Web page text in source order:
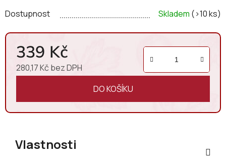
Dostupnost Skladem (>10 ks)
339 Kč
280,17 Kč bez DPH
DO KOŠÍKU
Vlastnosti